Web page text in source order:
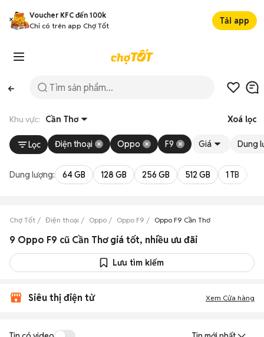
Voucher KFC đến 100k
Chỉ có trên app Chợ Tốt
Tải app
Khu vực: Cần Thơ Xoá lọc
Lọc Điện thoại Oppo F9 Giá Dung
Dung lượng: 64 GB 128 GB 256 GB 512 GB 1 TB
Chợ Tốt Điện thoại Oppo Oppo F9 Oppo F9 Cần Thơ
9 Oppo F9 cũ Cần Thơ giá tốt, nhiều ưu đãi
Lưu tìm kiếm
Siêu thị điện tử Xem Cửa hàng